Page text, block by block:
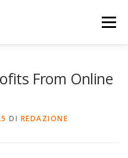
Menu
From Online
DI REDAZIONE